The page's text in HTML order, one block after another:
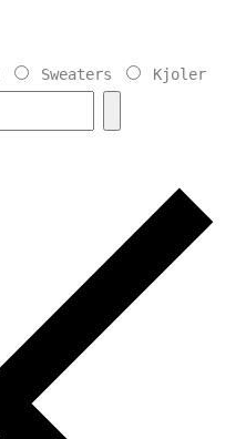
Sweaters Kjoler